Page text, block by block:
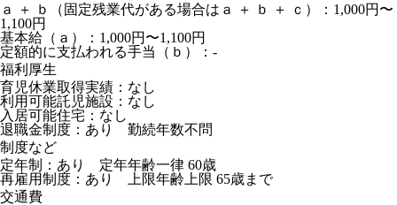
ａ ＋ ｂ（固定残業代がある場合はａ ＋ ｂ ＋ ｃ）：1,000円〜
1,100円
基本給（ａ）：1,000円〜1,100円
定額的に支払われる手当（ｂ）：-
福利厚生
育児休業取得実績：なし
利用可能託児施設：なし
入居可能住宅：なし
退職金制度：あり 勤続年数不問
制度など
定年制：あり 定年年齢一律 60歳
再雇用制度：あり 上限年齢上限 65歳まで
交通費